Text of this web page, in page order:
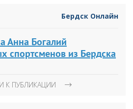
Бердск Онлайн
Анна Богалий
спортсменов из Бердска
К ПУБЛИКАЦИИ